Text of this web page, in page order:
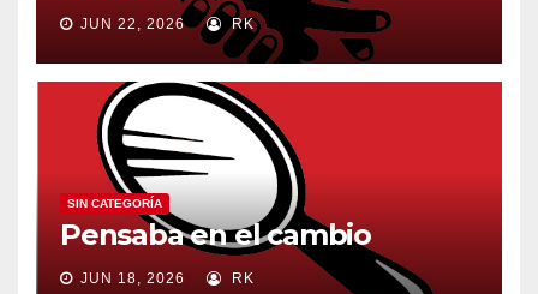
JUN 22, 2026 RK
SIN CATEGORÍA
Pensaba en el cambio
JUN 18, 2026 RK